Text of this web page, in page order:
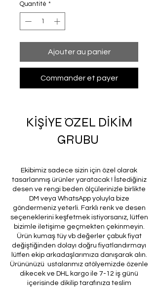
Quantité *
Ajouter au panier
Commander et payer
KİŞİYE ÖZEL DİKİM
GRUBU
Ekibimiz sadece sizin için özel olarak
tasarlanmış ürünler yaratacak ! İstediğiniz
desen ve rengi beden ölçülerinizle birlikte
DM veya WhatsApp yoluyla bize
göndermeniz yeterli. Farklı renk ve desen
seçeneklerini keşfetmek istiyorsanız, lütfen
bizimle iletişime geçmekten çekinmeyin.
Ürün kumaş tüy vb değerler çabuk fiyat
değiştiğinden dolayı doğru fiyatlandırmayı
lütfen ekip arkadaşlarımıza danışarak alın.
Ürününüzü ustalarımız atölyemizde özenle
dikecek ve DHL kargo ile 7-12 iş günü
içerisinde dikilip tarafınıza teslim